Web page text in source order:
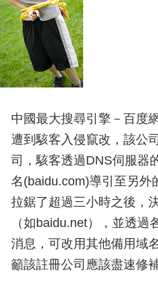
中國最大搜尋引擎－百度
遭到駭客入侵竄改，該公
司，駭客透過DNS伺服器
名(baidu.com)導引至另外
拉鋸了超過三小時之後，
（如baidu.net），並透
消息，可改用其他備用域
籲該註冊公司應該盡速修